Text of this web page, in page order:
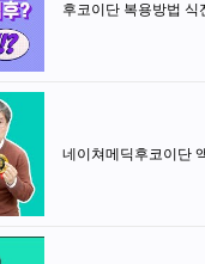
후코이단 복용방법 식
네이쳐메딕후코이단